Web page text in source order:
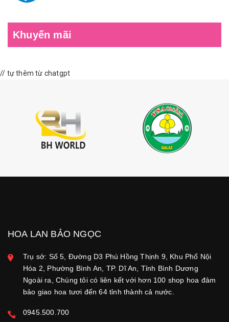
Khuyến mãi
// tự thêm từ chatgpt
HOA LAN BẢO NGỌC
Trụ sở: Số 5, Đường D3 Phú Hồng Thịnh 9, Khu Phố Nội
Hóa 2, Phường Bình An, TP. Dĩ An, Tỉnh Bình Dương
Ngoài ra, Chúng tôi có liên kết với hơn 100 shop hoa đảm
bảo giao hoa tươi đến 64 tỉnh thành cả nước.
0945.500.700